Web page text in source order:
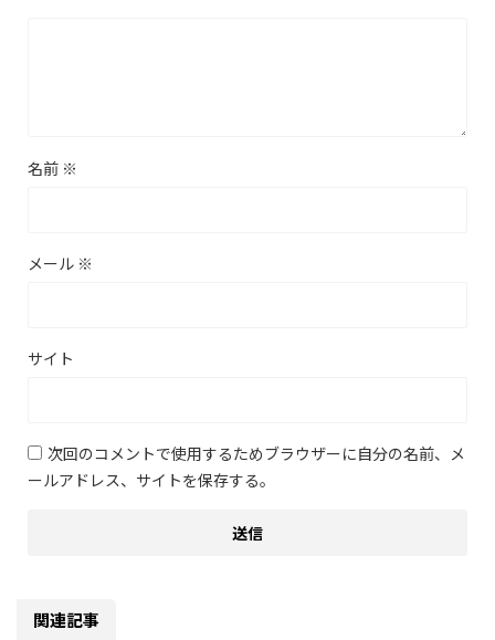
名前 ※
メール ※
サイト
次回のコメントで使用するためブラウザーに自分の名前、メ
ールアドレス、サイトを保存する。
関連記事